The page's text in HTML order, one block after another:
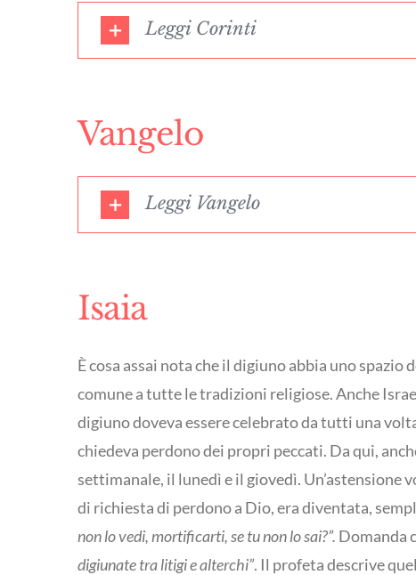
Leggi Corinti
Vangelo
Leggi Vangelo
Isaia
È cosa assai nota che il digiuno abbia uno
comune a tutte le tradizioni religiose. Anche
digiuno doveva essere celebrato da tutti una
chiedeva perdono dei propri peccati. Da qui,
settimanale, il lunedì e il giovedì. Un’astensione
di richiesta di perdono a Dio, era diventata,
non lo vedi, mortificarti, se tu non lo sai?”. Domanda
digiunate tra litigi e alterchi”. Il profeta descrive